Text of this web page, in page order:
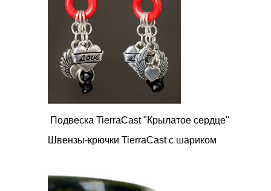
Подвеска TierraCast "Крылатое сердце"
Швензы-крючки TierraCast с шариком